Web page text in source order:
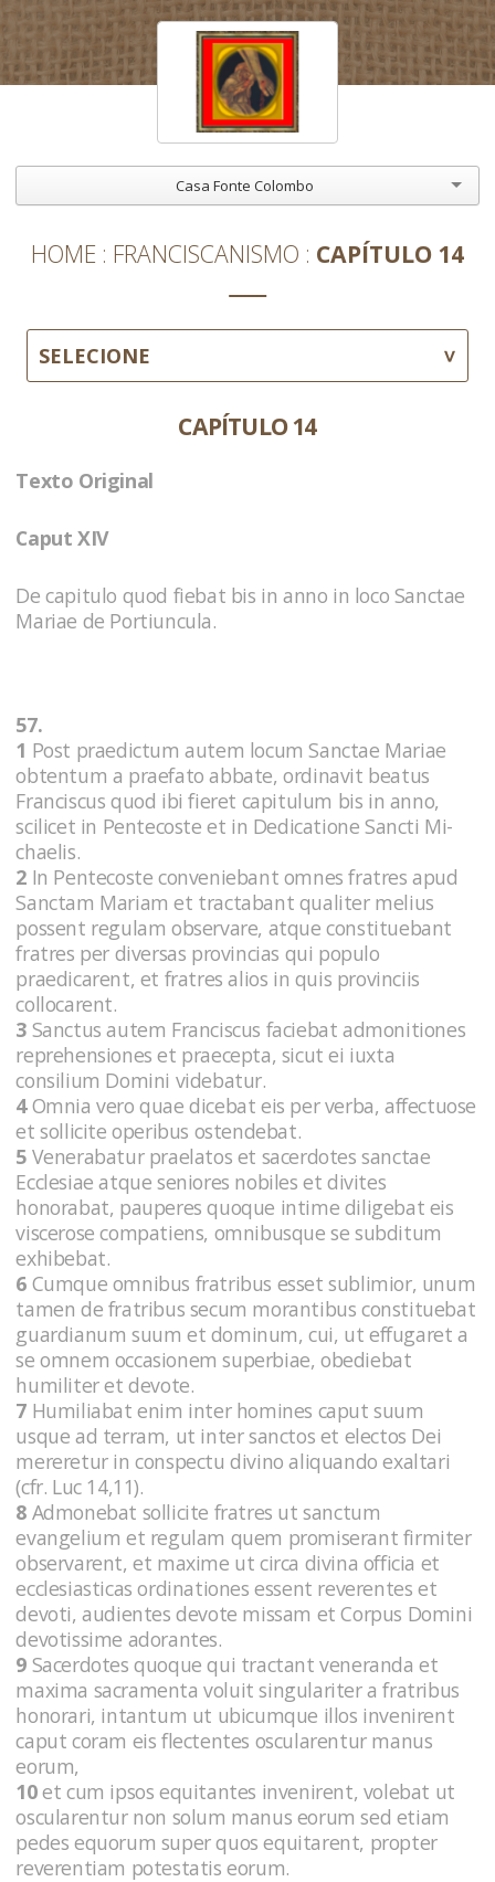
Casa Fonte Colombo
HOME FRANCISCANISMO CAPÍTULO 14
SELECIONE
CAPÍTULO 14
Texto Original
Caput XIV
De capitulo quod fiebat bis in anno in loco Sanctae
Mariae de Portiuncula.
57.
1 Post praedictum autem locum Sanctae Mariae
obtentum a praefato abbate, ordinavit beatus
Franciscus quod ibi fieret capitulum bis in anno,
scilicet in Pentecoste et in Dedicatione Sancti Mi-
chaelis.
2 In Pentecoste conveniebant omnes fratres apud
Sanctam Mariam et tractabant qualiter melius
possent regulam observare, atque constituebant
fratres per diversas provincias qui populo
praedicarent, et fratres alios in quis provinciis
collocarent.
3 Sanctus autem Franciscus faciebat admonitiones
reprehensiones et praecepta, sicut ei iuxta
consilium Domini videbatur.
4Omnia vero quae dicebat eis per verba, affectuose
et sollicite operibus ostendebat.
5 Venerabatur praelatos et sacerdotes sanctae
Ecclesiae atque seniores nobiles et divites
honorabat, pauperes quoque intime diligebat eis
viscerose compatiens, omnibusque se subditum
exhibebat.
6 Cumque omnibus fratribus esset sublimior, unum
tamen de fratribus secum morantibus constituebat
guardianum suum et dominum, cui, ut effugaret a
se omnem occasionem superbiae, obediebat
humiliter et devote.
7 Humiliabat enim inter homines caput suum
usque ad terram, ut inter sanctos et electos Dei
mereretur in conspectu divino aliquando exaltari
(cfr. Luc 14,11).
8 Admonebat sollicite fratres ut sanctum
evangelium et regulam quem promiserant firmiter
observarent, et maxime ut circa divina officia et
ecclesiasticas ordinationes essent reverentes et
devoti, audientes devote missam et Corpus Domini
devotissime adorantes.
9 Sacerdotes quoque qui tractant veneranda et
maxima sacramenta voluit singulariter a fratribus
honorari, intantum ut ubicumque illos invenirent
caput coram eis flectentes oscularentur manus
eorum,
10et cum ipsos equitantes invenirent, volebat ut
oscularentur non solum manus eorum sed etiam
pedes equorum super quos equitarent, propter
reverentiam potestatis eorum.